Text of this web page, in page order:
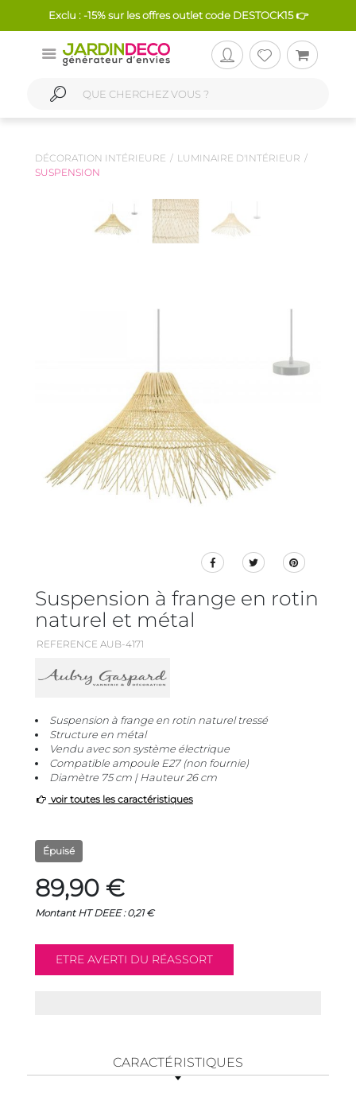
Exclu : -15% sur les offres outlet code DESTOCK15 👉
DÉCORATION INTÉRIEURE
LUMINAIRE D'INTÉRIEUR
SUSPENSION
Suspension à frange en rotin
naturel et métal
REFERENCE AUB-4171
Suspension à frange en rotin naturel tressé
Structure en métal
Vendu avec son système électrique
Compatible ampoule E27 (non fournie)
Diamètre 75 cm | Hauteur 26 cm
voir toutes les caractéristiques
Épuisé
89,90 €
Montant HT DEEE : 0,21 €
CARACTÉRISTIQUES